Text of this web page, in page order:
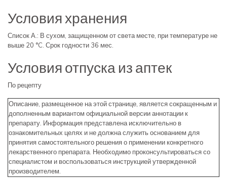
Условия хранения
Список А.: В сухом, защищенном от света месте, при температуре не
выше 20 °C. Срок годности 36 мес.
Условия отпуска из аптек
По рецепту
Описание, размещенное на этой странице, является сокращенным и
дополненным вариантом официальной версии аннотации к
препарату. Информация представлена исключительно в
ознакомительных целях и не должна служить основанием для
принятия самостоятельного решения о применении конкретного
лекарственного препарата. Необходимо проконсультироваться со
специалистом и воспользоваться инструкцией утвержденной
производителем.